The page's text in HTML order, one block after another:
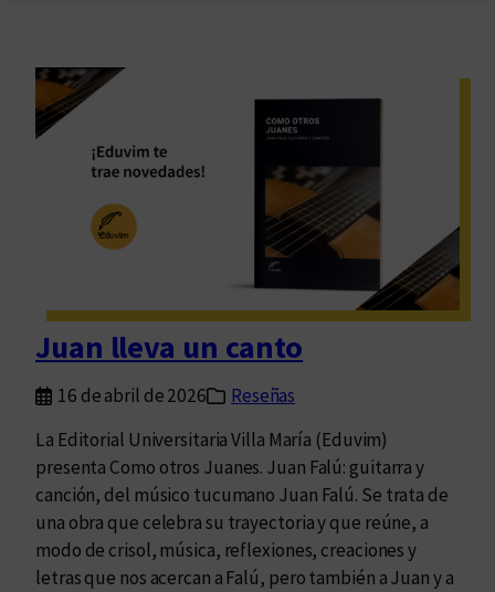
Juan lleva un canto
16 de abril de 2026
Reseñas
La Editorial Universitaria Villa María (Eduvim)
presenta Como otros Juanes. Juan Falú: guitarra y
canción, del músico tucumano Juan Falú. Se trata de
una obra que celebra su trayectoria y que reúne, a
modo de crisol, música, reflexiones, creaciones y
letras que nos acercan a Falú, pero también a Juan y a